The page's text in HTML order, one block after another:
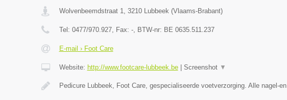
Wolvenbeemdstraat 1, 3210 Lubbeek(Vlaams-Brabant)
Tel: 0477/970.927, Fax: -, BTW-nr: BE 0635.511.237
E-mail › Foot Care
Website: http://www.footcare-lubbeek.be| Screenshot ▼
Pedicure Lubbeek, Foot Care, gespecialiseerde voetverzorging. Alle nagel-en